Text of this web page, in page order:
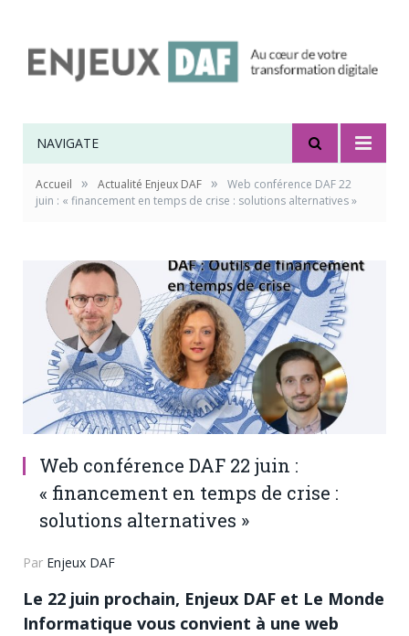
NAVIGATE
Accueil » Actualité Enjeux DAF »
Web conférence DAF 22
juin : « financement en temps de crise : solutions alternatives »
Web conférence DAF 22 juin :
« financement en temps de crise :
solutions alternatives »
Par Enjeux DAF
Le 22 juin prochain, Enjeux DAF et Le Monde
Informatique vous convient à une web